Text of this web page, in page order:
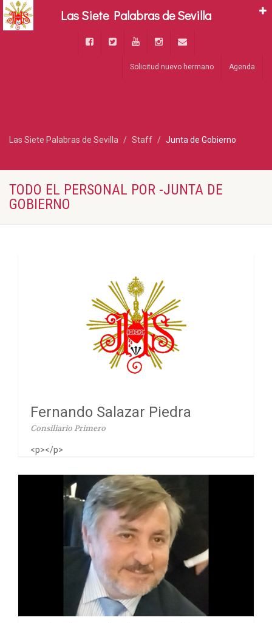
Solicitud nuevo hermano Agenda
Las Siete Palabras de Sevilla Staff Junta de Gobierno
TODO EL PERSONAL POR -JUNTA DE
GOBIERNO
Fernando Salazar Piedra
Consiliario Primero
<p></p>
Las Siete Palabras de Sevilla